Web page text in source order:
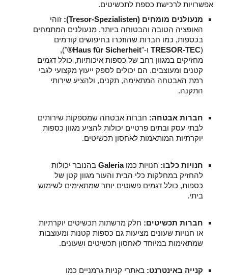
אפשרויות לרכישת כספת לתכשיטים.
מנעולנים מומחים (Tresor-Spezialisten):
זוהי
האופציה הטובה והבטוחה ביותר. מנעולנים המתמחים
בכספות, כמו חברות שהוזכרו בחיפושים קודמים
(
TRESOR-TEC ו-"Haus für Sicherheit®
"),
מחזיקים במגוון רחב של כספות איכותיות, כולל דגמים
קטנים ומעוצבים. הם יכולים לספק ייעוץ מקצועי לגבי
רמת האבטחה המתאימה, תקנים, ולהציע שירותי
התקנה.
חברות אבטחה: חברות אבטחה שמספקות שירותים
לבתי עסק ובתים פרטיים יכולות להציע מגוון כספות
יוקרתיות המותאמות לאחסון תכשיטים.
חנויות כלבו: חנויות כמוGaleria בהנובר יכולות
להחזיק במחלקות כלי הבית והעור מגוון קטן של
כספות, כולל דגמים פשוטים יותר שמתאימים לשימוש
ביתי.
חברות תכשיטים: חלק מרשתות תכשיטים יוקרתיות
או חנויות שעונים מציעות גם כספות קטנות ומעוצבות
שמתאימות במיוחד לאחסון תכשיטים ושעונים.
קנייה באינטרנט: באתרי קניות גרמניים כמו